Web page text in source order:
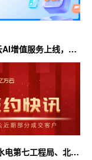
增值服务上线，超
等你来！
电第七工程局、北京